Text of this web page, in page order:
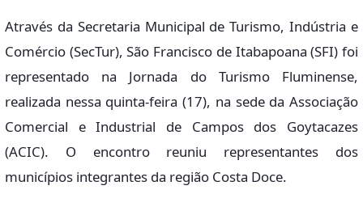
Através da Secretaria Municipal de Turismo, Indústria e
Comércio (SecTur), São Francisco de Itabapoana (SFI) foi
representado na Jornada do Turismo Fluminense,
realizada nessa quinta-feira (17), na sede da Associação
Comercial e Industrial de Campos dos Goytacazes
(ACIC). O encontro reuniu representantes dos
municípios integrantes da região Costa Doce.